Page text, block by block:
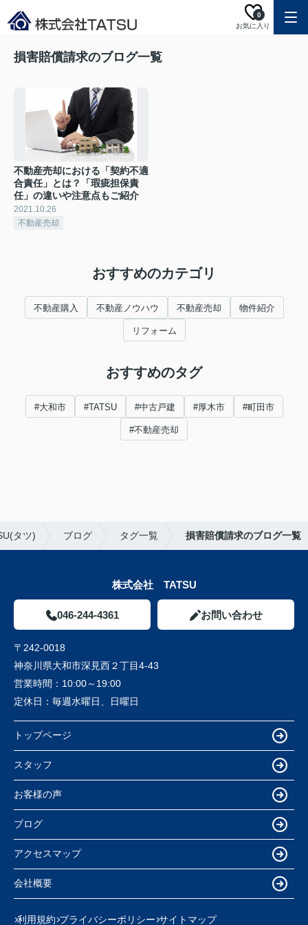
お気に入り
0
損害賠償請求のブログ一覧
不動産売却における「契約不適
合責任」とは？「瑕疵担保責
任」の違いや注意点もご紹介
2021.10.26
不動産売却
おすすめのカテゴリ
不動産購入 不動産ノウハウ 不動産売却 物件紹介
リフォーム
おすすめのタグ
#大和市 #TATSU #中古戸建 #厚木市 #町田市
#不動産売却
タツ) ブログ タグ一覧 損害賠償請求のブログ一覧
株式会社 TATSU
046-244-4361 お問い合わせ
〒242-0018
神奈川県大和市深見西２丁目4-43
営業時間： 10:00～19:00
定休日： 毎週水曜日、日曜日
トップページ
スタッフ
お客様の声
ブログ
アクセスマップ
会社概要
利用規約 プライバシーポリシー サイトマップ